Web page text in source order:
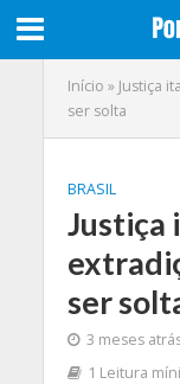
Início » Justiça
ser solta
BRASIL
Justiça
ser
3 meses
1 Leitura